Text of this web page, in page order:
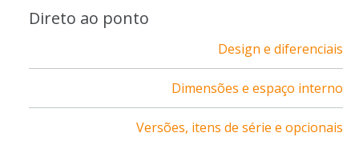
Direto ao ponto
Design e diferenciais
Dimensões e espaço interno
Versões, itens de série e opcionais